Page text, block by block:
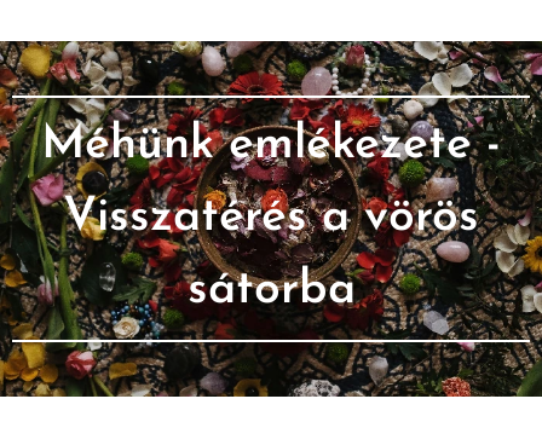
Méhünk emlékezete -
Visszatérés a vörös
sátorba